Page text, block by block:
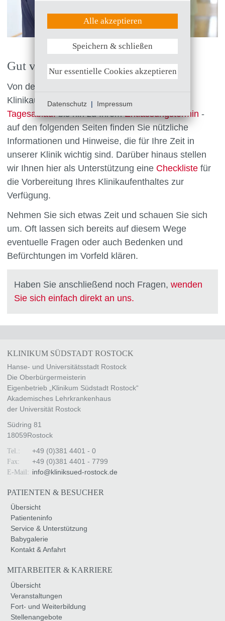
Gut vorbereitet, beraten und betreut
Von den ersten
Klinikaufenthalt, über Zimmerausstattung
Tagesablaufbis hin zu IhremEntlassungstermin -
auf den folgenden Seiten finden Sie nützliche
Informationen und Hinweise, die für Ihre Zeit in
unserer Klinik wichtig sind. Darüber hinaus stellen
wir Ihnen hier als Unterstützung eine Checkliste für
die Vorbereitung Ihres Klinikaufenthaltes zur
Verfügung.
Nehmen Sie sich etwas Zeit und schauen Sie sich
um. Oft lassen sich bereits auf diesem Wege
eventuelle Fragen oder auch Bedenken und
Befürchtungen im Vorfeld klären.
Haben Sie anschließend noch Fragen, wenden
Sie sich einfach direkt an uns.
KLINIKUM SÜDSTADT ROSTOCK
Hanse- und Universitätsstadt Rostock
Die Oberbürgermeisterin
Eigenbetrieb „Klinikum Südstadt Rostock“
Akademisches Lehrkrankenhaus
der Universität Rostock
Südring 81
18059Rostock
Tel.: +49 (0)381 4401 - 0
Fax: +49 (0)381 4401 - 7799
E-Mail: info@kliniksued-rostock de
PATIENTEN & BESUCHER
Übersicht
Patienteninfo
Service & Unterstützung
Babygalerie
Kontakt & Anfahrt
MITARBEITER & KARRIERE
Übersicht
Veranstaltungen
Fort- und Weiterbildung
Stellenangebote
UX (Hotjar)
Weitere Informationen anzeigen
Alle akzeptieren
Speichern & schließen
Nur essentielle Cookies akzeptieren
Datenschutz | Impressum